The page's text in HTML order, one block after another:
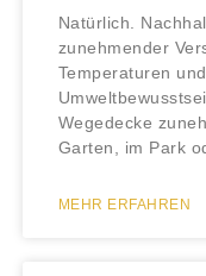
Natürlich.
zunehmender
Temperaturen
Wegedecke
Garten, im Park
MEHR ERFAHREN